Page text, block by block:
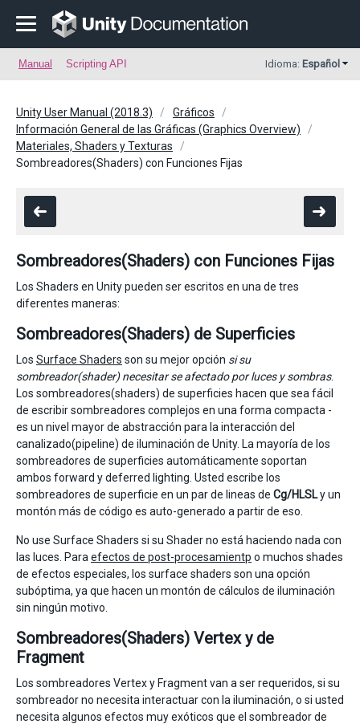
Manual Scripting API Idioma: Español
Unity User Manual (2018.3)
Gráficos
Información General de las Gráficas (Graphics Overview)
Materiales, Shaders y Texturas
Sombreadores(Shaders) con Funciones Fijas
Sombreadores(Shaders) con Funciones Fijas
Los Shaders en Unity pueden ser escritos en una de tres
diferentes maneras:
Sombreadores(Shaders) de Superficies
Los Surface Shaders son su mejor opción si su
sombreador(shader) necesitar se afectado por luces y sombras.
Los sombreadores(shaders) de superficies hacen que sea fácil
de escribir sombreadores complejos en una forma compacta -
es un nivel mayor de abstracción para la interacción del
canalizado(pipeline) de iluminación de Unity. La mayoría de los
sombreadores de superficies automáticamente soportan
ambos forward y deferred lighting. Usted escribe los
sombreadores de superficie en un par de lineas de Cg/HLSLy un
montón más de código es auto-generado a partir de eso.
No use Surface Shaders si su Shader no está haciendo nada con
las luces. Para efectos de post-procesamientp o muchos shades
de efectos especiales, los surface shaders son una opción
subóptima, ya que hacen un montón de cálculos de iluminación
sin ningún motivo.
Sombreadores(Shaders) Vertex y de
Fragment
Los sombreadores Vertex y Fragment van a ser requeridos, si su
sombreador no necesita interactuar con la iluminación, o si usted
necesita algunos efectos muy exóticos que el sombreador de